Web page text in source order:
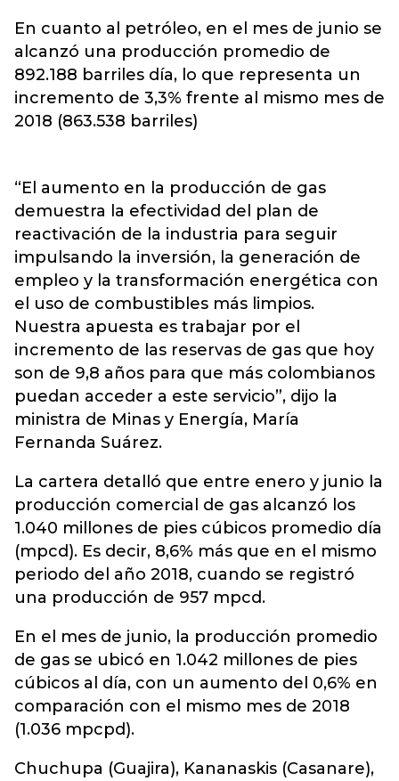
En cuanto al petróleo, en el mes de junio se
alcanzó una producción promedio de
892.188 barriles día, lo que representa un
incremento de 3,3% frente al mismo mes de
2018 (863.538 barriles)
“El aumento en la producción de gas
demuestra la efectividad del plan de
reactivación de la industria para seguir
impulsando la inversión, la generación de
empleo y la transformación energética con
el uso de combustibles más limpios.
Nuestra apuesta es trabajar por el
incremento de las reservas de gas que hoy
son de 9,8 años para que más colombianos
puedan acceder a este servicio”, dijo la
ministra de Minas y Energía, María
Fernanda Suárez.
La cartera detalló que entre enero y junio la
producción comercial de gas alcanzó los
1.040 millones de pies cúbicos promedio día
(mpcd). Es decir, 8,6% más que en el mismo
periodo del año 2018, cuando se registró
una producción de 957 mpcd.
En el mes de junio, la producción promedio
de gas se ubicó en 1.042 millones de pies
cúbicos al día, con un aumento del 0,6% en
comparación con el mismo mes de 2018
(1.036 mpcpd).
Chuchupa (Guajira), Kananaskis (Casanare),